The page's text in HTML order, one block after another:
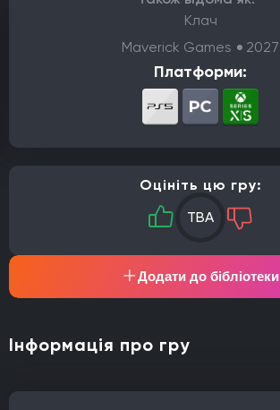
Клач
Maverick Games
2027
Платформи:
Оцініть цю гру:
TBA
Додати до бібліотеки
Інформація про гру